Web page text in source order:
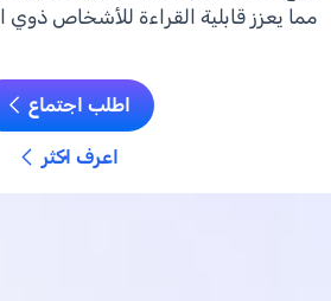
مما يعزز قابلية القراءة للأشخاص ذوي
اطلب اجتماع
اعرف اكثر